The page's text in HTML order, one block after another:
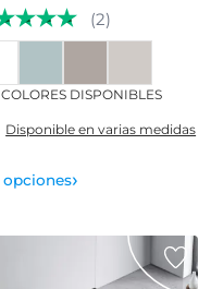
(2)
COLORES DISPONIBLES
Disponible en varias medidas
opciones›